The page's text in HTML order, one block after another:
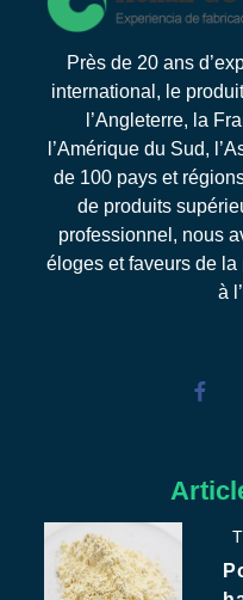
Près de 20 ans
international, le
l’Angleterre, la
l’Amérique du Sud,
de 100 pays et
de produits
professionnel, nous
éloges et faveurs de
à